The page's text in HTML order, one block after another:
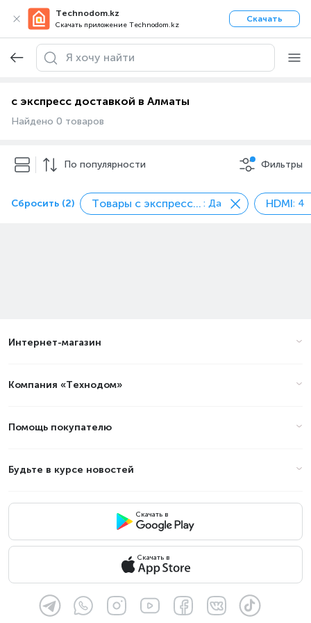
Technodom.kz
Скачать приложение Technodom.kz
Скачать
с экспресс доставкой в Алматы
Найдено 0 товаров
По популярности Фильтры
Сбросить (2) Товары с экспресс доставкой : Да HDMI: 4
Интернет-магазин
Компания «Технодом»
Помощь покупателю
Будьте в курсе новостей
Скачать в
Скачать в